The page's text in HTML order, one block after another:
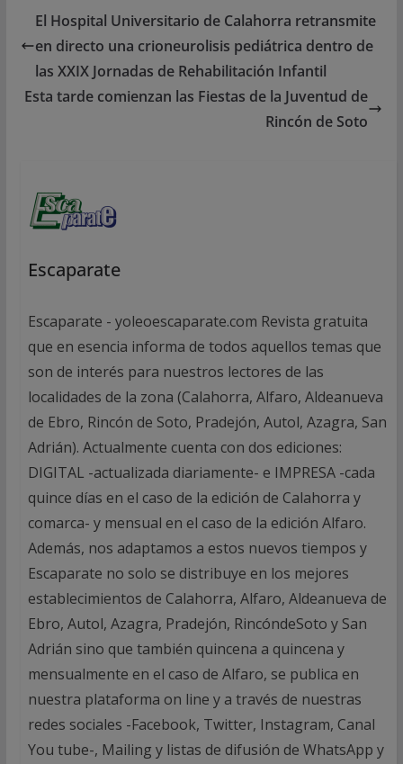
El Hospital Universitario de Calahorra retransmite
en directo una crioneurolisis pediátrica dentro de
las XXIX Jornadas de Rehabilitación Infantil
Esta tarde comienzan las Fiestas de la Juventud de
Rincón de Soto
Escaparate
Escaparate - yoleoescaparate.com Revista gratuita
que en esencia informa de todos aquellos temas que
son de interés para nuestros lectores de las
localidades de la zona (Calahorra, Alfaro, Aldeanueva
de Ebro, Rincón de Soto, Pradejón, Autol, Azagra, San
Adrián). Actualmente cuenta con dos ediciones:
DIGITAL -actualizada diariamente- e IMPRESA -cada
quince días en el caso de la edición de Calahorra y
comarca- y mensual en el caso de la edición Alfaro.
Además, nos adaptamos a estos nuevos tiempos y
Escaparate no solo se distribuye en los mejores
establecimientos de Calahorra, Alfaro, Aldeanueva de
Ebro, Autol, Azagra, Pradejón, RincóndeSoto y San
Adrián sino que también quincena a quincena y
mensualmente en el caso de Alfaro, se publica en
nuestra plataforma on line y a través de nuestras
redes sociales -Facebook, Twitter, Instagram, Canal
You tube-, Mailing y listas de difusión de WhatsApp y